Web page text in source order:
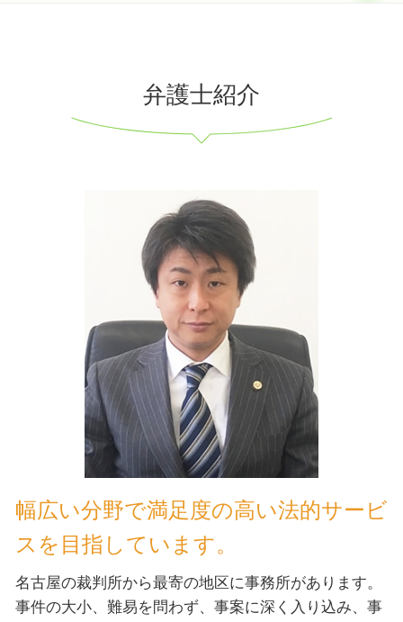
弁護士紹介
幅広い分野で満足度の高い法的サービ
スを目指しています。
名古屋の裁判所から最寄の地区に事務所があります。
事件の大小、難易を問わず、事案に深く入り込み、事